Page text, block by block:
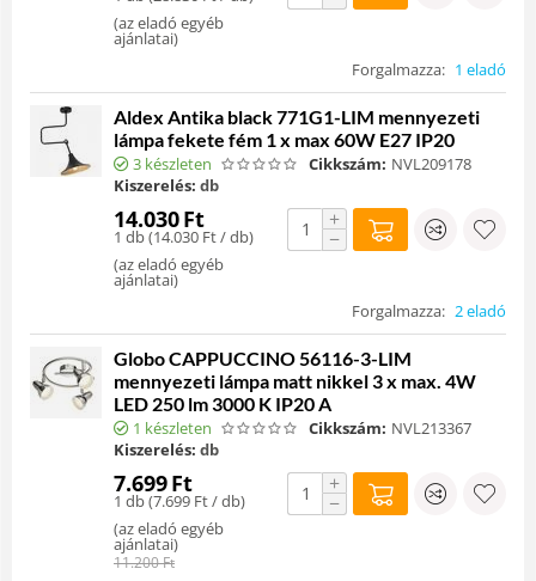
(az eladó egyéb
ajánlatai)
Forgalmazza: 1 eladó
Aldex Antika black 771G1-LIM mennyezeti
lámpa fekete fém 1 x max 60W E27 IP20
3 készleten Cikkszám: NVL209178
Kiszerelés: db
14.030Ft
1 db (14.030 Ft/ db)
(az eladó egyéb
ajánlatai)
+
−
Forgalmazza: 2 eladó
Globo CAPPUCCINO 56116-3-LIM
mennyezeti lámpa matt nikkel 3 x max. 4W
LED 250 lm 3000 K IP20 A
1 készleten Cikkszám: NVL213367
Kiszerelés: db
7.699Ft
1 db (7.699 Ft/ db)
(az eladó egyéb
ajánlatai)
11.200Ft
+
−